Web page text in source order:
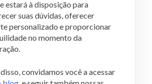
estará à disposição para
suas dúvidas, oferecer
personalizado e proporcionar
no momento da
convidamos você a acessar